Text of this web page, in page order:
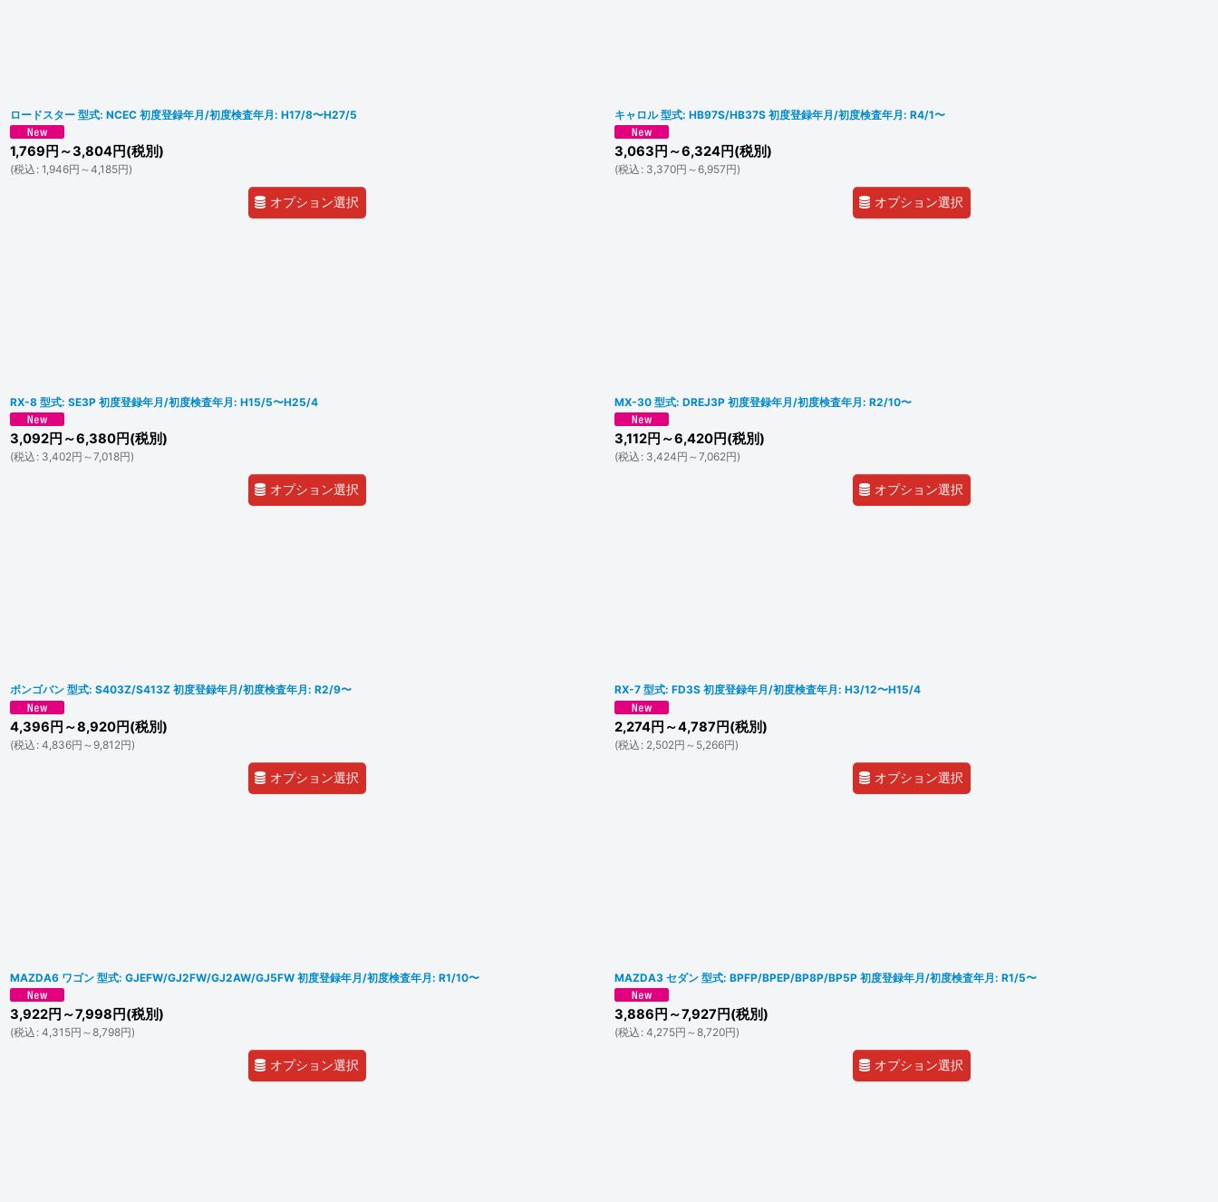
ロードスター 型式: NCEC 初度登録年月/初度検査年月: H17/8〜H27/5
1,769 円 ～3,804円(税別)
(税込 : 1,946円 ～4,185円)
オプション選択
キャロル 型式: HB97S/HB37S 初度登録年月/初度検査年月: R4/1〜
3,063 円 ～6,324円(税別)
(税込 : 3,370円 ～6,957円)
オプション選択
RX-8 型式: SE3P 初度登録年月/初度検査年月: H15/5〜H25/4
3,092円 ～6,380円(税別)
(税込 : 3,402円 ～7,018円)
オプション選択
MX-30 型式: DREJ3P 初度登録年月/初度検査年月: R2/10〜
3,112円 ～6,420円(税別)
(税込 : 3,424円 ～7,062円)
オプション選択
ボンゴバン 型式: S403Z/S413Z 初度登録年月/初度検査年月: R2/9〜
4,396 円 ～8,920円(税別)
(税込 : 4,836円 ～9,812円)
オプション選択
RX-7 型式: FD3S 初度登録年月/初度検査年月: H3/12〜H15/4
2,274円 ～4,787 円(税別)
(税込 : 2,502円 ～5,266円)
オプション選択
MAZDA6 ワゴン 型式: GJEFW/GJ2FW/GJ2AW/GJ5FW 初度登録年月/初度検査年月: R1/10〜
3,922円 ～7,998 円(税別)
(税込 : 4,315円 ～8,798円)
オプション選択
MAZDA3 セダン 型式: BPFP/BPEP/BP8P/BP5P 初度登録年月/初度検査年月: R1/5〜
3,886 円 ～7,927 円(税別)
(税込 : 4,275円 ～8,720円)
オプション選択